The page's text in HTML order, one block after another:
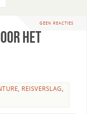
GEEN REACTIES
het
, REISVERSLAG,